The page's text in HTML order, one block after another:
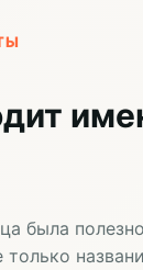
была
только